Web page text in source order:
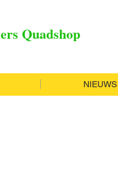
Quadshop
NIEUWS